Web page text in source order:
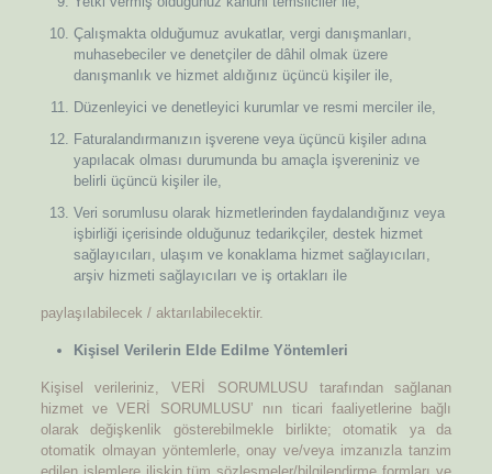
Çalışmakta olduğumuz avukatlar, vergi danışmanları,
muhasebeciler ve denetçiler de dâhil olmak üzere
danışmanlık ve hizmet aldığınız üçüncü kişiler ile,
Düzenleyici ve denetleyici kurumlar ve resmi merciler ile,
Faturalandırmanızın işverene veya üçüncü kişiler adına
yapılacak olması durumunda bu amaçla işvereniniz ve
belirli üçüncü kişiler ile,
Veri sorumlusu olarak hizmetlerinden faydalandığınız veya
işbirliği içerisinde olduğunuz tedarikçiler, destek hizmet
sağlayıcıları, ulaşım ve konaklama hizmet sağlayıcıları,
arşiv hizmeti sağlayıcıları ve iş ortakları ile
paylaşılabilecek / aktarılabilecektir.
Kişisel Verilerin Elde Edilme Yöntemleri
Kişisel verileriniz, VERİ SORUMLUSU tarafından sağlanan
hizmet ve VERİ SORUMLUSU’ nın ticari faaliyetlerine bağlı
olarak değişkenlik gösterebilmekle birlikte; otomatik ya da
otomatik olmayan yöntemlerle, onay ve/veya imzanızla tanzim